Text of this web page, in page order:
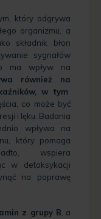
który odgrywa
organizmu, a
składnik błon
sygnałów
ma wpływ na
również na
w tym
co może być
i lęku. Badania
wpływa na
który pomaga
wspiera
w detoksykacji
na poprawę
z grupy B, a